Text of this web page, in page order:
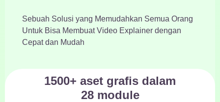
Sebuah Solusi yang Memudahkan Semua Orang
Untuk Bisa Membuat Video Explainer dengan
Cepat dan Mudah
1500+ aset grafis dalam
28 module